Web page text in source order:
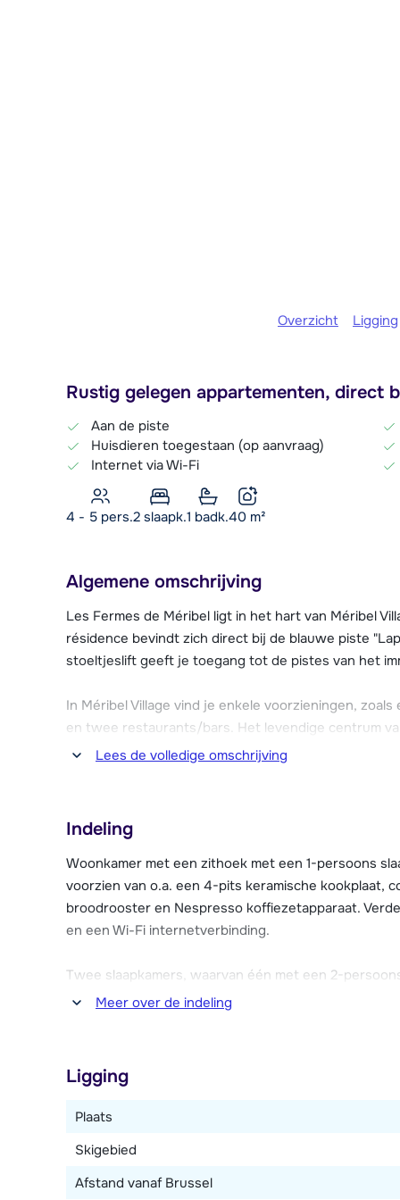
Overzicht Ligging
Rustig gelegen appartementen, direct
Aan de piste
Huisdieren toegestaan (op aanvraag)
Internet via Wi-Fi
4 - 5 pers.2 slaapk.1 badk.40 m²
Algemene omschrijving
Les Fermes de Méribel ligt in het hart van Méribel
résidence bevindt zich direct bij de blauwe piste
stoeltjeslift geeft je toegang tot de pistes van het
In Méribel Village vind je enkele voorzieningen,
en twee restaurants/bars. Het levendige centrum
afstand van Méribel Village en beschikt over een
De résidence bestaat uit zes chalets, waar in totaal
appartementen zijn allemaal voorzien van een
(tegen betaling is er high-speed internet mogelijk).
van de Spa met verwarmd binnenzwembad,
receptie vind je een lounge en een kinderspeelhoek
résidence kun je tegen betaling je auto parkeren
reserveren).
Lees de volledige omschrijving
Indeling
Woonkamer met een zithoek met een 1-persoons
voorzien van o.a. een 4-pits keramische kookplaat,
broodrooster en Nespresso koffiezetapparaat.
en een Wi-Fi internetverbinding.
Twee slaapkamers, waarvan één met een 2-
Badkamer met bad of douche. Toilet.
Meer over de indeling
Ligging
Plaats
Skigebied
Afstand vanaf Brussel